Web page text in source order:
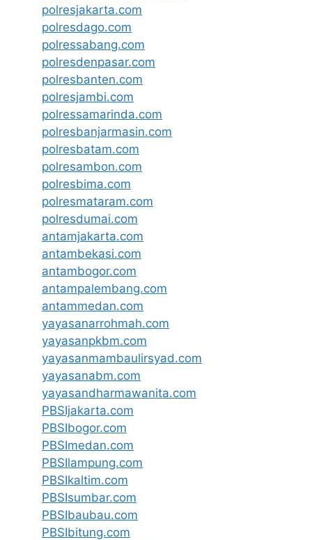
polresjakarta.com
polresdago.com
polressabang.com
polresdenpasar.com
polresbanten.com
polresjambi.com
polressamarinda.com
polresbanjarmasin.com
polresbatam.com
polresambon.com
polresbima.com
polresmataram.com
polresdumai.com
antamjakarta.com
antambekasi.com
antambogor.com
antampalembang.com
antammedan.com
yayasanarrohmah.com
yayasanpkbm.com
yayasanmambaulirsyad.com
yayasanabm.com
yayasandharmawanita.com
PBSIjakarta.com
PBSIbogor.com
PBSImedan.com
PBSIlampung.com
PBSIkaltim.com
PBSIsumbar.com
PBSIbaubau.com
PBSIbitung.com